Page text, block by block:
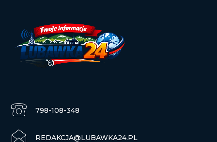
798-108-348
REDAKCJA@LUBAWKA24.PL